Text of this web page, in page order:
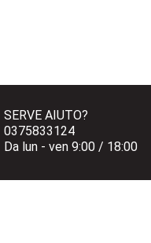
SERVE AIUTO?
0375833124
Da lun - ven 9:00 / 18:00